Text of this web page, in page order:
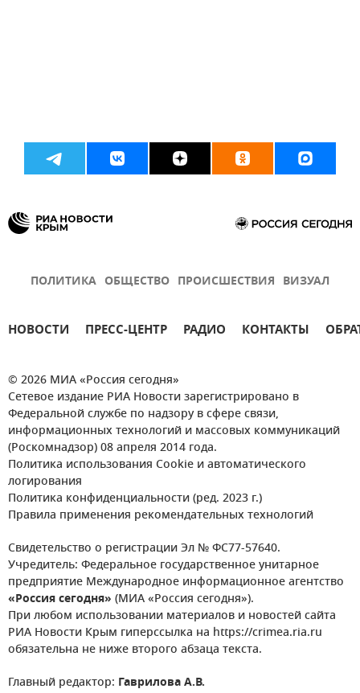
ПОЛИТИКА ОБЩЕСТВО ПРОИСШЕСТВИЯ ВИЗУАЛ
НОВОСТИ ПРЕСС-ЦЕНТР РАДИО КОНТАКТЫ
© 2026 МИА «Россия сегодня»
Сетевое издание РИА Новости зарегистрировано в
Федеральной службе по надзору в сфере связи,
информационных технологий и массовых коммуникаций
(Роскомнадзор) 08 апреля 2014 года.
Политика использования Cookie и автоматического
логирования
Политика конфиденциальности (ред. 2023 г.)
Правила применения рекомендательных технологий
Свидетельство о регистрации Эл № ФС77-57640.
Учредитель: Федеральное государственное унитарное
предприятие Международное информационное агентство
«Россия сегодня» (МИА «Россия сегодня»).
При любом использовании материалов и новостей сайта
РИА Новости Крым гиперссылка на https://crimea.ria.ru
обязательна не ниже второго абзаца текста.
Главный редактор: Гаврилова А.В.